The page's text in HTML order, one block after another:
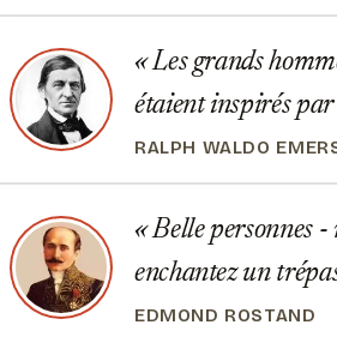
Les grands
étaient inspirés
RALPH WALDO
Belle personnes -
enchantez un
EDMOND ROSTAND